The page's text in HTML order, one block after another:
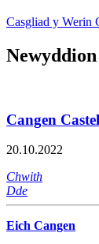
Casgliad y Werin
Cangen
20.10.2022
Chwith
Dde
Eich Cangen